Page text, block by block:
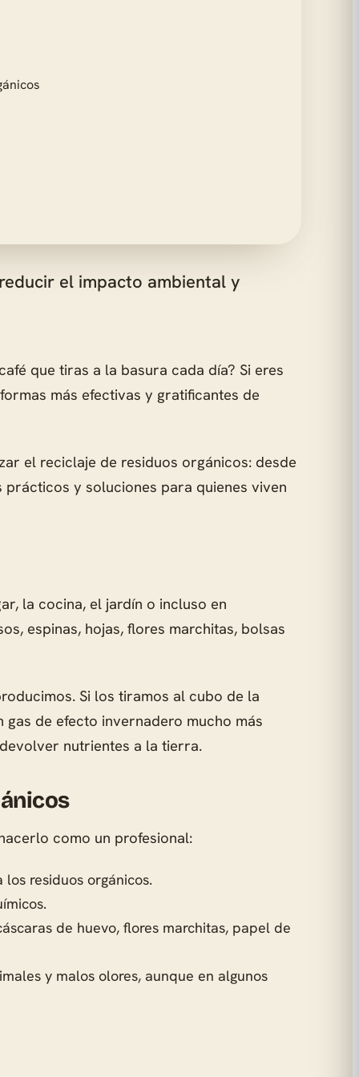
el impacto ambiental y
que tiras a la basura cada día? Si eres
más efectivas y gratificantes de
el reciclaje de residuos orgánicos: desde
y soluciones para quienes viven
la cocina, el jardín o incluso en
espinas, hojas, flores marchitas, bolsas
Si los tiramos al cubo de la
de efecto invernadero mucho más
nutrientes a la tierra.
como un profesional:
residuos orgánicos.
de huevo, flores marchitas, papel de
y malos olores, aunque en algunos